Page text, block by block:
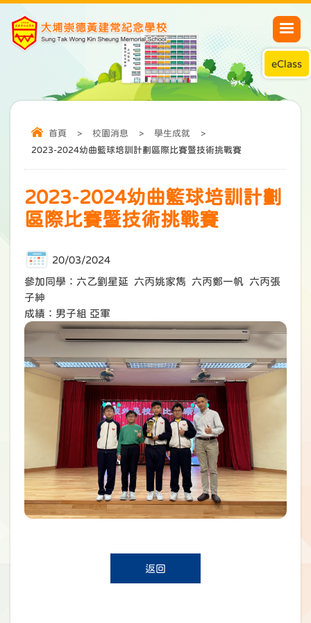
eClass
首頁 > 校園消息 > 學生成就
>
2023-2024幼曲籃球培訓計劃區際比賽暨技術挑戰賽
2023-2024幼曲籃球培訓計劃
區際比賽暨技術挑戰賽
20/03/2024
參加同學：六乙劉星延 六丙姚家雋 六丙鄭一帆 六丙張
子紳
成績：男子組 亞軍
返回